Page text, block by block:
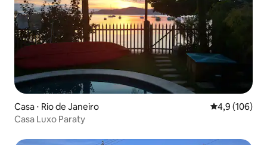
Casa ⋅ Rio de Janeiro 4,9 de uma
4,9 (106)
Casa Luxo Paraty